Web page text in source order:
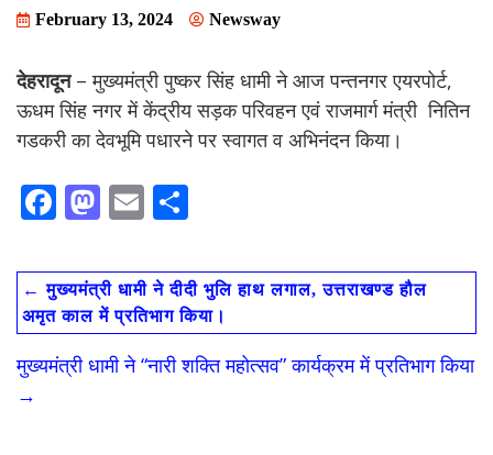
February 13, 2024 Newsway
देहरादून– मुख्यमंत्री पुष्कर सिंह धामी ने आज पन्तनगर एयरपोर्ट,
ऊधम सिंह नगर में केंद्रीय सड़क परिवहन एवं राजमार्ग मंत्री नितिन
गडकरी का देवभूमि पधारने पर स्वागत व अभिनंदन किया।
F
e
b
o
o
M
to
d
o
n
E
ai
l
ar
e
← मुख्यमंत्री धामी ने दीदी भुलि हाथ लगाल, उत्तराखण्ड हौल
अमृत काल में प्रतिभाग किया।
मुख्यमंत्री धामी ने “नारी शक्ति महोत्सव” कार्यक्रम में प्रतिभाग किया
→